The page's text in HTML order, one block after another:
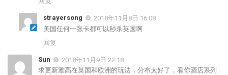
strayersong
2018年11月8日 16:08
美国任何一张卡都可以秒杀英国啊
回复
Sun
2018年11月9日 22:18
求更新雅高在英国和欧洲的玩法，分布太好了，看你酒店系列